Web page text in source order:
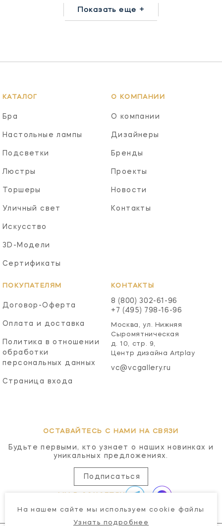
Показать еще +
КАТАЛОГ
Бра
Настольные лампы
Подсветки
Люстры
Торшеры
Уличный свет
Искусство
3D-Модели
Сертификаты
О КОМПАНИИ
О компании
Дизайнеры
Бренды
Проекты
Новости
Контакты
ПОКУПАТЕЛЯМ
Договор-Оферта
Оплата и доставка
Политика в отношении
обработки
персональных данных
Страница входа
КОНТАКТЫ
8 (800) 302-61-96
+7 (495) 798-16-96
Москва, ул. Нижняя
Сыромятническая
д. 10, стр. 9,
Центр дизайна Artplay
vc@vcgallery.ru
ОСТАВАЙТЕСЬ С НАМИ НА СВЯЗИ
Будьте первыми, кто узнает о наших новинках и
уникальных предложениях.
Подписаться
На нашем сайте мы используем cookie файлы
Узнать подробнее